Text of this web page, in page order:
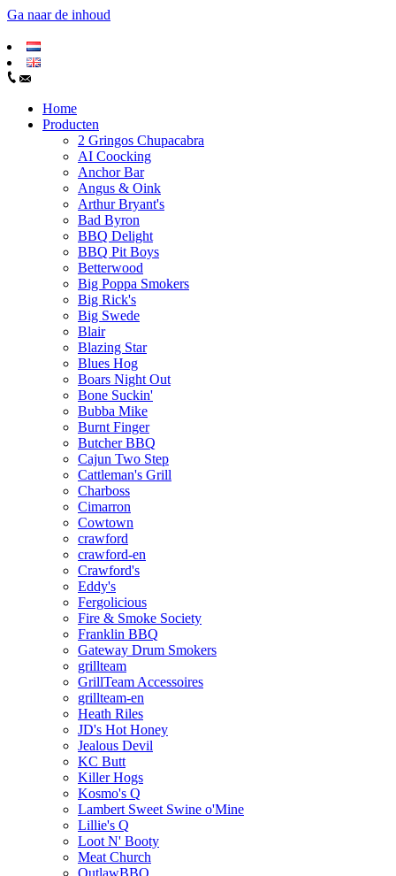
Ga naar de inhoud
Home
Producten
2 Gringos Chupacabra
AI Coocking
Anchor Bar
Angus & Oink
Arthur Bryant's
Bad Byron
BBQ Delight
BBQ Pit Boys
Betterwood
Big Poppa Smokers
Big Rick's
Big Swede
Blair
Blazing Star
Blues Hog
Boars Night Out
Bone Suckin'
Bubba Mike
Burnt Finger
Butcher BBQ
Cajun Two Step
Cattleman's Grill
Charboss
Cimarron
Cowtown
crawford
crawford-en
Crawford's
Eddy's
Fergolicious
Fire & Smoke Society
Franklin BBQ
Gateway Drum Smokers
grillteam
GrillTeam Accessoires
grillteam-en
Heath Riles
JD's Hot Honey
Jealous Devil
KC Butt
Killer Hogs
Kosmo's Q
Lambert Sweet Swine o'Mine
Lillie's Q
Loot N' Booty
Meat Church
OutlawBBQ